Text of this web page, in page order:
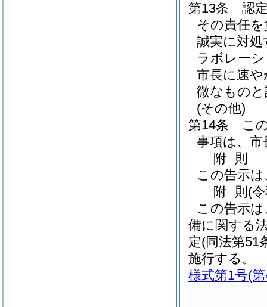
第13条
認
その責任
誠実に対
ラボレー
市長に速
微なもの
(その他)
第14条
こ
事項は、
附 則
この告示
附 則 (
この告示
備に関する
定(同法第51
施行する。
様式第1号(